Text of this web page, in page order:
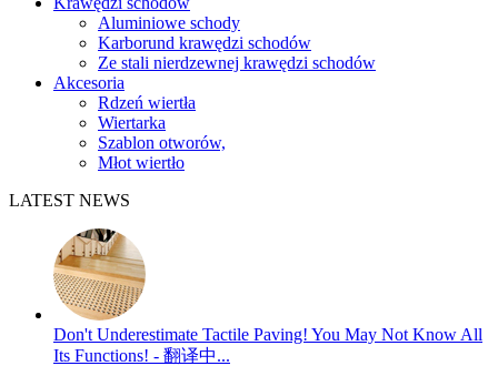
Aluminiowe schody
Karborund krawędzi schodów
Ze stali nierdzewnej krawędzi schodów
Akcesoria
Rdzeń wiertła
Wiertarka
Szablon otworów,
Młot wiertło
LATEST NEWS
Don't Underestimate Tactile Paving! You May Not Know All
Its Functions! - 翻译中...